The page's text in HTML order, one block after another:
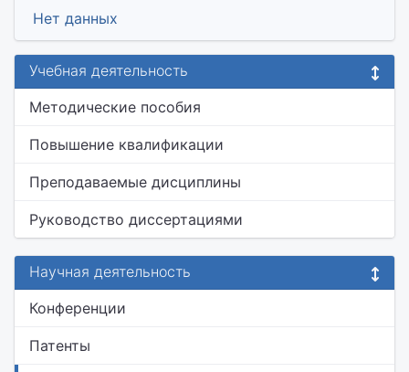
Нет данных
Учебная деятельность
Методические пособия
Повышение квалификации
Преподаваемые дисциплины
Руководство диссертациями
Научная деятельность
Конференции
Патенты